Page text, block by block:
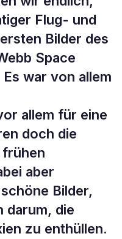
wohnen
Flug- und
Bilder des
Space
war von allem
allem für eine
doch die
frühen
aber
Bilder,
darum, die
zu enthüllen.